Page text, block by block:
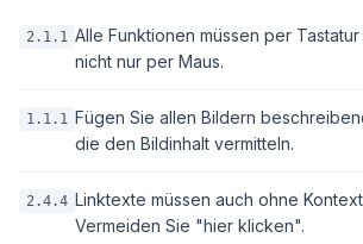
2.1.1 Alle Funktionen müssen per
nicht nur per Maus.
1.1.1 Fügen Sie allen Bildern
die den Bildinhalt vermitteln.
2.4.4 Linktexte müssen auch ohne
Vermeiden Sie "hier klicken".